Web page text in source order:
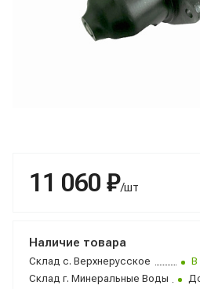
11 060 ₽/шт
Наличие товара
Склад с. Верхнерусское
В
Склад г. Минеральные Воды